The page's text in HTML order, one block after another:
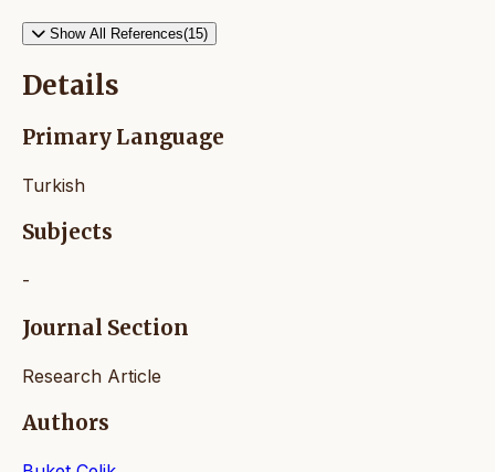
Show All References(15)
Details
Primary Language
Turkish
Subjects
-
Journal Section
Research Article
Authors